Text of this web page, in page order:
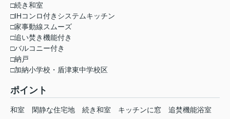
□続き和室
□IHコンロ付きシステムキッチン
□家事動線スムーズ
□追い焚き機能付き
□バルコニー付き
□納戸
□加納小学校・盾津東中学校区
ポイント
和室 閑静な住宅地 続き和室 キッチンに窓 追焚機能浴室